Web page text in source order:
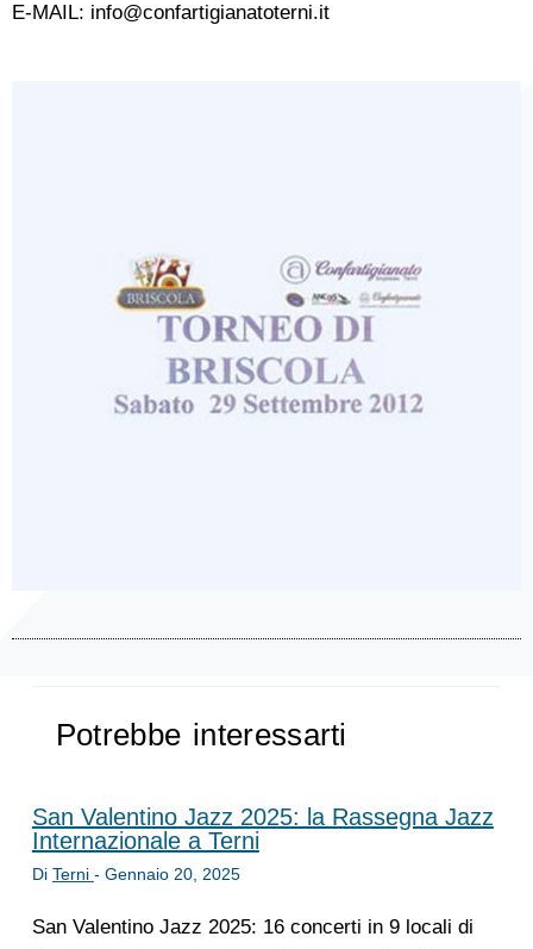
E-MAIL: info@confartigianatoterni.it
Potrebbe interessarti
San Valentino Jazz 2025: la Rassegna Jazz
Internazionale a Terni
Di Terni - Gennaio 20, 2025
San Valentino Jazz 2025: 16 concerti in 9 locali di